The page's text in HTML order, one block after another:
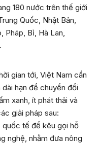
180 nước trên thế giới
Quốc, Nhật Bản,
Pháp, Bỉ, Hà Lan,
gian tới, Việt Nam cần
hạn để chuyển đổi
xanh, ít phát thải và
giải pháp sau:
tế để kêu gọi hỗ
nghệ, nhằm đưa nông